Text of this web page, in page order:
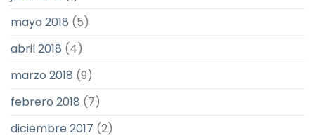
mayo 2018 (5)
abril 2018 (4)
marzo 2018 (9)
febrero 2018 (7)
diciembre 2017 (2)